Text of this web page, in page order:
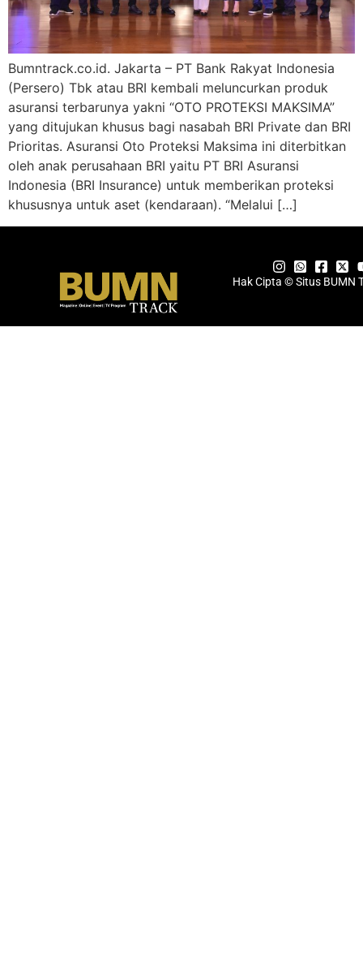
Bumntrack.co.id. Jakarta – PT Bank Rakyat Indonesia
(Persero) Tbk atau BRI kembali meluncurkan produk
asuransi terbarunya yakni “OTO PROTEKSI MAKSIMA”
yang ditujukan khusus bagi nasabah BRI Private dan BRI
Prioritas. Asuransi Oto Proteksi Maksima ini diterbitkan
oleh anak perusahaan BRI yaitu PT BRI Asuransi
Indonesia (BRI Insurance) untuk memberikan proteksi
khususnya untuk aset (kendaraan). “Melalui […]
Hak Cipta © Situs BUMN